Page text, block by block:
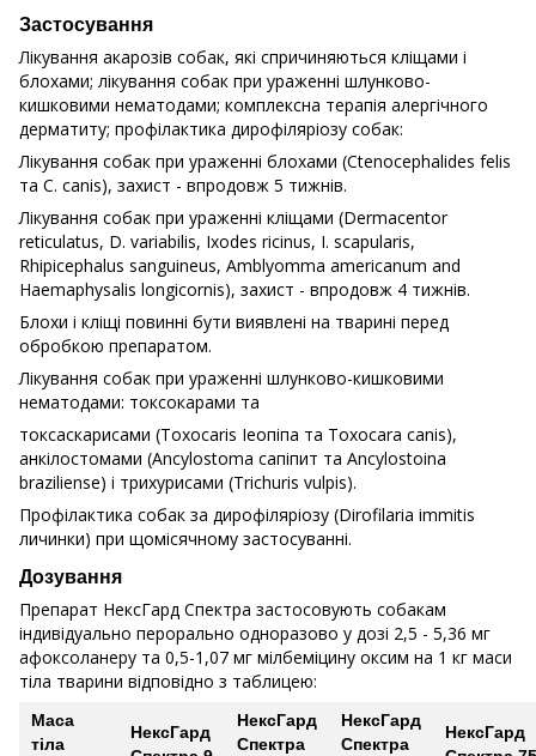
Застосування
Лікування акарозів собак, які спричиняються кліщами і
блохами; лікування собак при ураженні шлунково-
кишковими нематодами; комплексна терапія алергічного
дерматиту; профілактика дирофіляріозу собак:
Лікування собак при ураженні блохами (Ctenocephalides felis
та С. canis), захист - впродовж 5 тижнів.
Лікування собак при ураженні кліщами (Dermacentor
reticulatus, D. variabilis, Ixodes ricinus, I. scapularis,
Rhipicephalus sanguineus, Amblyomma americanum and
Haemaphysalis longicornis), захист - впродовж 4 тижнів.
Блохи і кліщі повинні бути виявлені на тварині перед
обробкою препаратом.
Лікування собак при ураженні шлунково-кишковими
нематодами: токсокарами та
токсаскарисами (Toxocaris Іеопіпа та Toxocara canis),
анкілостомами (Ancylostoma сапіпит та Ancylostoina
brazilіense) і трихурисами (Trichuris vulpis).
Профілактика собак за дирофіляріозу (Dirofilaria immitis
личинки) при щомісячному застосуванні.
Дозування
Препарат НексГард Спектра застосовують собакам
індивідуально перорально одноразово у дозі 2,5 - 5,36 мг
афоксоланеру та 0,5-1,07 мг мілбеміцину оксим на 1 кг маси
тіла тварини відповідно з таблицею:
Маса
тіла
НексГард
НексГард
Спектра
НексГард
Спектра
НексГард